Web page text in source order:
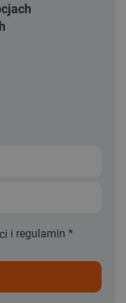
i regulamin *